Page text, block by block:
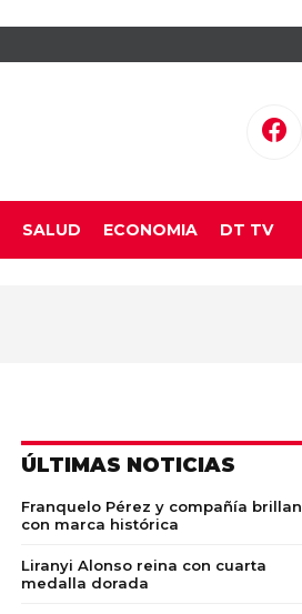
SALUD ECONOMIA DT TV
ÚLTIMAS NOTICIAS
Franquelo Pérez y compañía brillan
con marca histórica
Liranyi Alonso reina con cuarta
medalla dorada